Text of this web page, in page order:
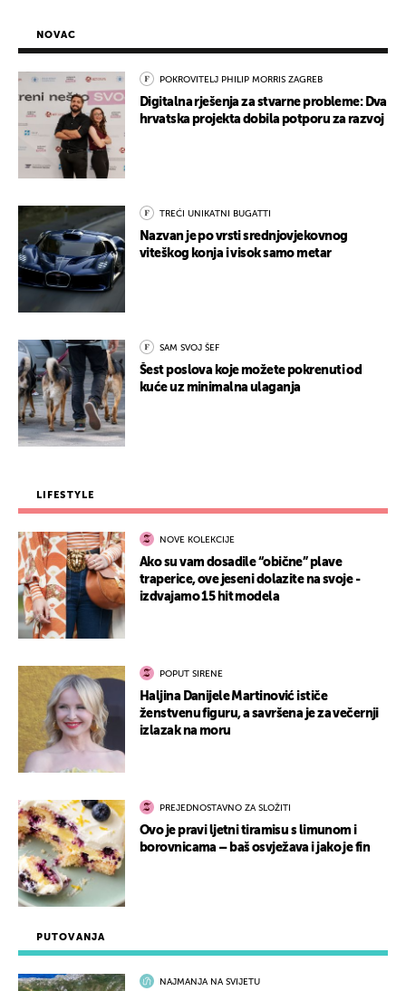
PUTOVANJA
NAJMANJA NA SVIJETU
NOVAC
POKROVITELJ PHILIP MORRIS ZAGREB
Digitalna rješenja za stvarne probleme: Dva
hrvatska projekta dobila potporu za razvoj
TREĆI UNIKATNI BUGATTI
Nazvan je po vrsti srednjovjekovnog
viteškog konja i visok samo metar
SAM SVOJ ŠEF
Šest poslova koje možete pokrenuti od
kuće uz minimalna ulaganja
LIFESTYLE
NOVE KOLEKCIJE
Ako su vam dosadile “obične” plave
traperice, ove jeseni dolazite na svoje -
izdvajamo 15 hit modela
POPUT SIRENE
Haljina Danijele Martinović ističe
ženstvenu figuru, a savršena je za večernji
izlazak na moru
PREJEDNOSTAVNO ZA SLOŽITI
Ovo je pravi ljetni tiramisu s limunom i
borovnicama – baš osvježava i jako je fin